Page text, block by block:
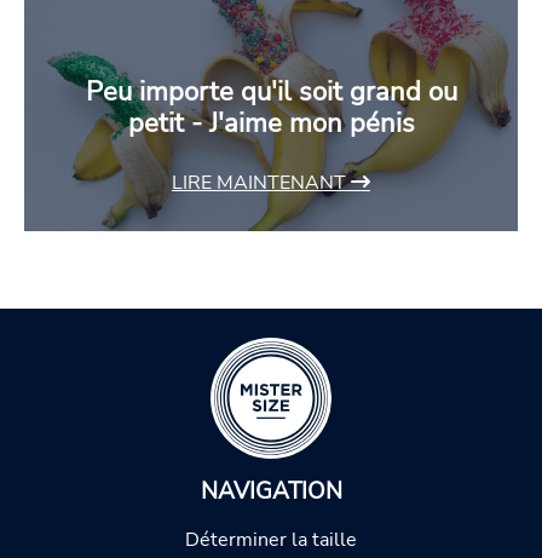
Peu importe qu'il soit grand ou
petit - J'aime mon pénis
LIRE MAINTENANT
NAVIGATION
Déterminer la taille